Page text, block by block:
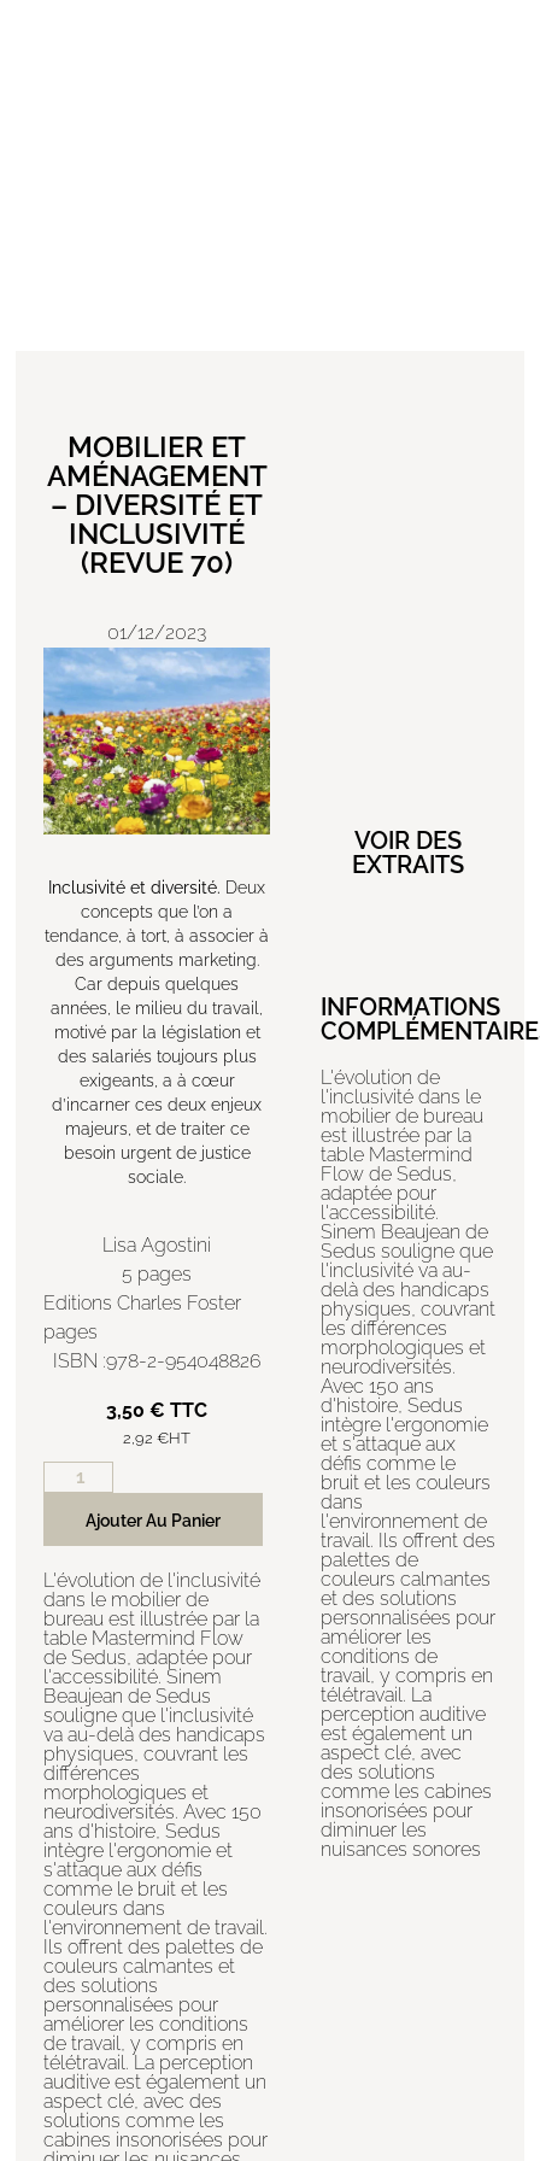
VOIR DES
EXTRAITS
INFORMATIONS
L'évolution de
l'inclusivité dans le
mobilier de bureau
est illustrée par la
table Mastermind
Flow de Sedus,
adaptée pour
l'accessibilité.
Sinem Beaujean de
Sedus souligne que
l'inclusivité va au-
delà des handicaps
physiques, couvrant
les différences
morphologiques et
neurodiversités.
Avec 150 ans
d'histoire, Sedus
intègre l'ergonomie
et s'attaque aux
défis comme le
bruit et les couleurs
dans
l'environnement de
travail. Ils offrent des
palettes de
couleurs calmantes
et des solutions
personnalisées pour
améliorer les
conditions de
travail, y compris en
télétravail. La
perception auditive
est également un
aspect clé, avec
des solutions
comme les cabines
insonorisées pour
diminuer les
nuisances sonores
MOBILIER ET
AMÉNAGEMENT
– DIVERSITÉ ET
INCLUSIVITÉ
(REVUE 70)
01/12/2023
Inclusivité et diversité. Deux
concepts que l’on a
tendance, à tort, à associer à
des arguments marketing.
Car depuis quelques
années, le milieu du travail,
motivé par la législation et
des salariés toujours plus
exigeants, a à cœur
d’incarner ces deux enjeux
majeurs, et de traiter ce
besoin urgent de justice
sociale.
Lisa Agostini
5 pages
Editions Charles Foster
pages
ISBN :978-2-954048826
3,50€ TTC
2,92€HT
Ajouter Au Panier
L'évolution de l'inclusivité
dans le mobilier de
bureau est illustrée par la
table Mastermind Flow
de Sedus, adaptée pour
l'accessibilité. Sinem
Beaujean de Sedus
souligne que l'inclusivité
va au-delà des handicaps
physiques, couvrant les
différences
morphologiques et
neurodiversités. Avec 150
ans d'histoire, Sedus
intègre l'ergonomie et
s'attaque aux défis
comme le bruit et les
couleurs dans
l'environnement de travail.
Ils offrent des palettes de
couleurs calmantes et
des solutions
personnalisées pour
améliorer les conditions
de travail, y compris en
télétravail. La perception
auditive est également un
aspect clé, avec des
solutions comme les
cabines insonorisées pour